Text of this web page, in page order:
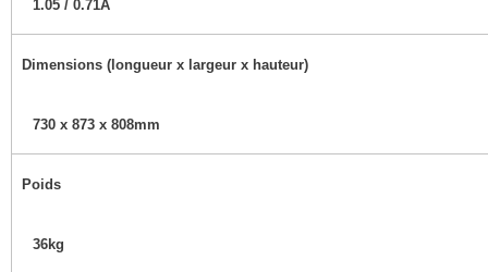
1.05 / 0.71A
Dimensions (longueur x largeur x hauteur)
730 x 873 x 808mm
Poids
36kg